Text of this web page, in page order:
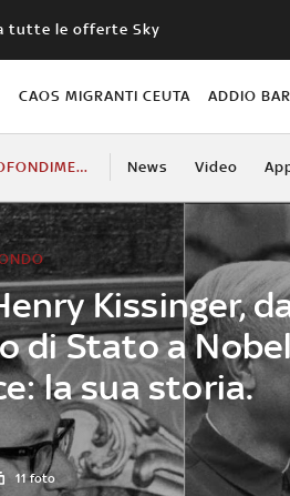
tutte le offerte Sky
CAOS MIGRANTI CEUTA ADDIO
APPROFONDIMENTI News Video
Kissinger,
di Stato a Nobel
la sua storia.
11 foto